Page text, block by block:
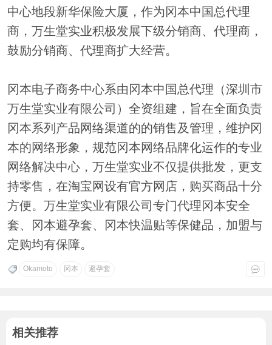
中心地段新华保险大厦，作为冈本中国总代理
商，万生堂实业积极发展下级分销商、代理商，
鼓励分销商、代理商扩大经营。
冈本电子商务中心系由冈本中国总代理（深圳市
万生堂实业有限公司）全资组建，旨在全面负责
冈本系列产品网络渠道的的销售及管理，维护冈
本的网络形象，规范冈本网络品牌化运作的专业
网络解决中心，万生堂实业不仅提供批发，更支
持零售，在淘宝网设有官方网店，购买商品十分
方便。万生堂实业有限公司专门代理冈本安全
套、冈本避孕套、冈本快温贴等保健品，加盟与
定购均有保障。
Okamoto 冈本 避孕套
相关推荐